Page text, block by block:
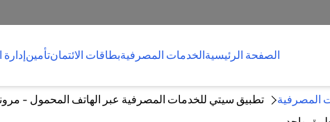
الصفحة الرئيسيةالخدمات المصرفيةبطاقات الائتمانتأمينإدارة
المصرفية تطبيق سيتي للخدمات المصرفية عبر الهاتف المحمول -